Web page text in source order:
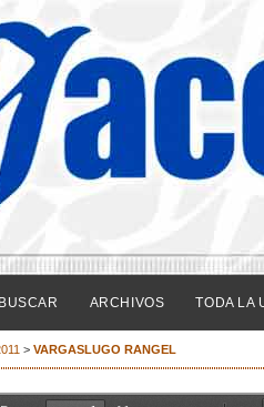
BUSCAR ARCHIVOS TODA LA
> VARGASLUGO RANGEL